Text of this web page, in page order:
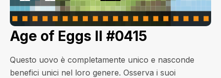
Age of Eggs II #0415
Questo uovo è completamente unico e nasconde
benefici unici nel loro genere. Osserva i suoi